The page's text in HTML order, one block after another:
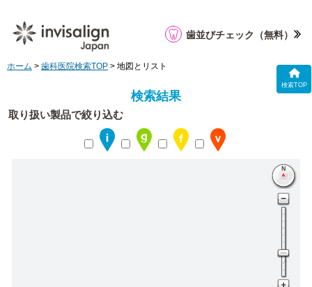
検索TOP
歯並びチェック （無料）
ホーム > 歯科医院検索TOP > 地図とリスト
検索結果
取り扱い製品で絞り込む